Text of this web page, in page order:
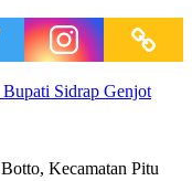
Sidrap Genjot
Kecamatan Pitu